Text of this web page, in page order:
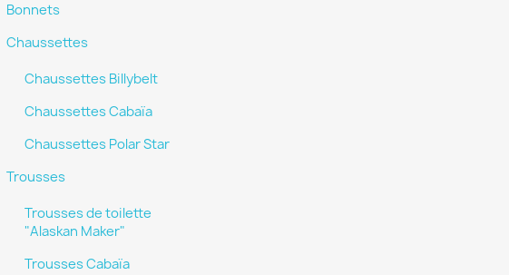
Bonnets
Chaussettes
Chaussettes Billybelt
Chaussettes Cabaïa
Chaussettes Polar Star
Trousses
Trousses de toilette
"Alaskan Maker"
Trousses Cabaïa